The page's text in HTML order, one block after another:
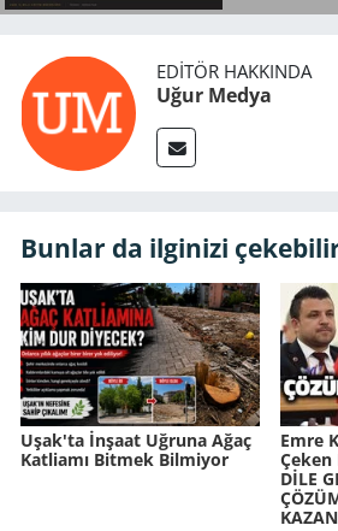
EDITÖR HAKKINDA
Uğur Medya
Bunlar da ilginizi
Uşak'ta İnşaat Uğruna Ağaç
Katliamı Bitmek Bilmiyor
Emre
Çeken
DİLE